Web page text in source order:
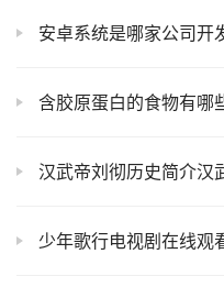
安卓系统是哪家公司开
含胶原蛋白的食物有哪
汉武帝刘彻历史简介汉
少年歌行电视剧在线观看全